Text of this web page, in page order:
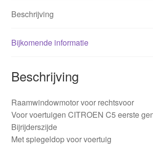
Beschrijving
Bijkomende informatie
Beschrijving
Raamwindowmotor voor rechtsvoor
Voor voertuigen CITROEN C5 eerste
Bijrijderszijde
Met spiegeldop voor voertuig